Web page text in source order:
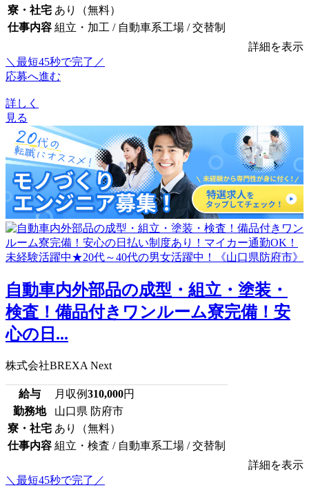
寮・社宅 あり（無料）
仕事内容 組立・加工 / 自動車系工場 / 交替制
詳細を表示
＼最短45秒で完了／
応募へ進む
詳しく
見る
自動車内外部品の成型・組立・塗装・
検査！備品付きワンルーム寮完備！安
心の日...
株式会社BREXA Next
給与 月収例310,000円
勤務地
山口県 防府市
寮・社宅 あり（無料）
仕事内容 組立・検査 / 自動車系工場 / 交替制
詳細を表示
＼最短45秒で完了／